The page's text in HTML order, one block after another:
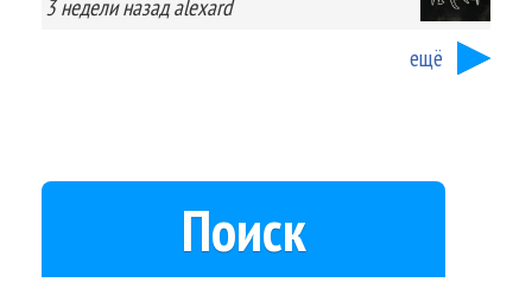
3 неделиназад alexard
ещё
Поиск